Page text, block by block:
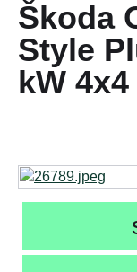
Škoda
Style
kW 4x4